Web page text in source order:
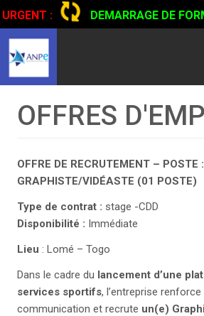
URGENT :
DEMARRAGE DE
CERTIFIANTE EN CONDUITE DE
LIRE
OFFRES
OFFRE DE RECRUTEMENT – POSTE :
GRAPHISTE/VIDÉASTE (01 POSTE)
Type de contrat : stage -CDD
Disponibilité : Immédiate
Lieu : Lomé – Togo
Dans le cadre du lancement d’une
services sportifs, l’entreprise
communication et recrute un(e)